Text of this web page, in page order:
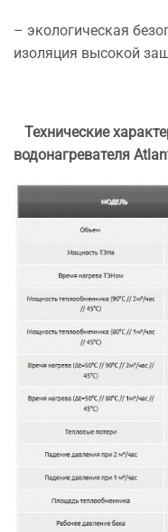
– экологическая
изоляция высокой
Технические
водонагревателя